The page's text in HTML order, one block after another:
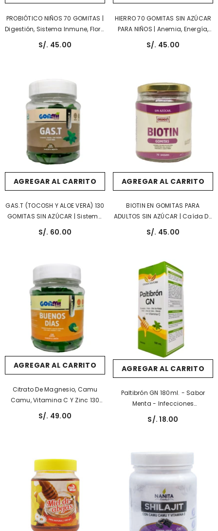
PROBIÓTICO NIÑOS 70 GOMITAS |
Digestión, Sistema Inmune, Flora
Intestinal.
S/. 45.00
HIERRO 70 GOMITAS SIN AZÚCAR
PARA NIÑOS | Anemia, Energía,
Sistema Inmune.
S/. 45.00
AGREGAR AL CARRITO
GAS.T (TOCOSH Y ALOE VERA) 130
GOMITAS SIN AZÚCAR | Sistema
Inmune, Digestión, Desinflama.
S/. 60.00
AGREGAR AL CARRITO
BIOTIN EN GOMITAS PARA
ADULTOS SIN AZÚCAR | Caída De
Cabello, Crecimiento De Uñas.
S/. 45.00
AGREGAR AL CARRITO
Citrato De Magnesio, Camu
Camu, Vitamina C Y Zinc 130
Gomitas PARA ADULTOS SIN
AZÚCAR |
S/. 49.00
AGREGAR AL CARRITO
Paltibrón GN 180ml. - Sabor
Menta - Infecciones
Respiratorias
S/. 18.00